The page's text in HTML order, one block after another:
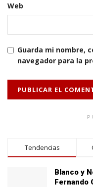
Web
Guarda mi nombre,
navegador para la
Tendencias
Blanco y
Fernando